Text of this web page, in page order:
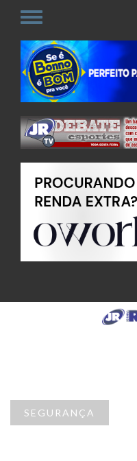
SEGURANÇA